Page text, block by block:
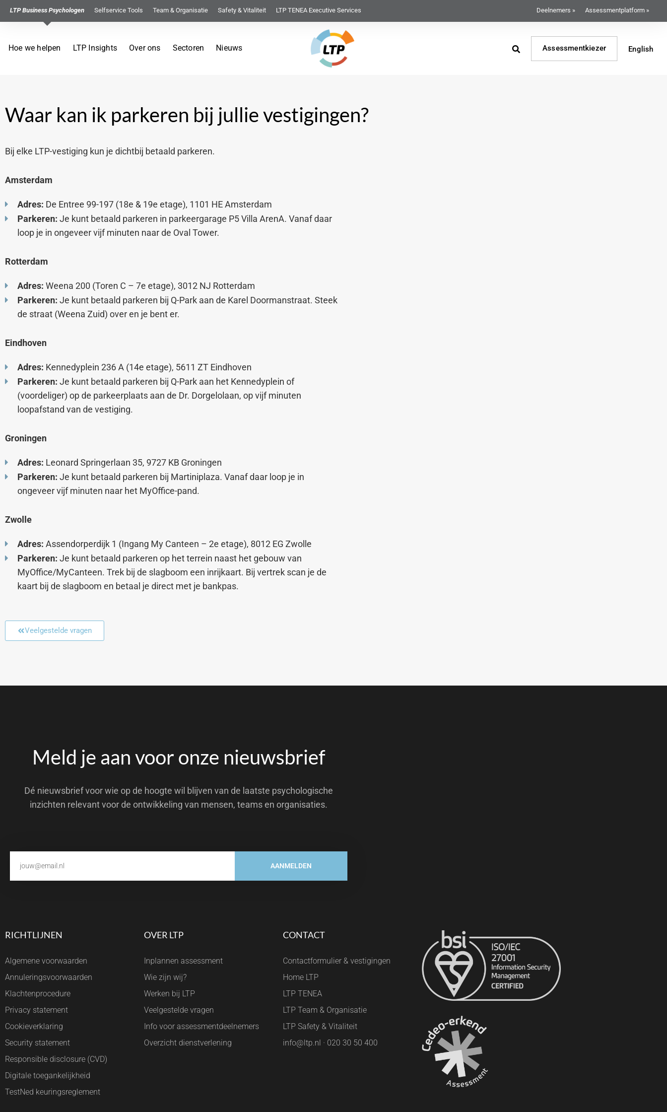
LTP Business Psychologen Selfservice Tools Team & Organisatie Safety & Vitaliteit LTP TENEA Executive Services Deelnemers » Assessmentplatform »
Hoe we helpen LTP Insights Over ons Sectoren Nieuws Assessmentkiezer English
Waar kan ik parkeren bij jullie vestigingen?
Bij elke LTP-vestiging kun je dichtbij betaald parkeren.
Amsterdam
Adres: De Entree 99-197 (18e & 19e etage), 1101 HE Amsterdam
Parkeren: Je kunt betaald parkeren in parkeergarage P5 Villa ArenA. Vanaf daar
loop je in ongeveer vijf minuten naar de Oval Tower.
Rotterdam
Adres: Weena 200 (Toren C – 7e etage), 3012 NJ Rotterdam
Parkeren: Je kunt betaald parkeren bij Q-Park aan de Karel Doormanstraat. Steek
de straat (Weena Zuid) over en je bent er.
Eindhoven
Adres: Kennedyplein 236 A (14e etage), 5611 ZT Eindhoven
Parkeren: Je kunt betaald parkeren bij Q-Park aan het Kennedyplein of
(voordeliger) op de parkeerplaats aan de Dr. Dorgelolaan, op vijf minuten
loopafstand van de vestiging.
Groningen
Adres: Leonard Springerlaan 35, 9727 KB Groningen
Parkeren: Je kunt betaald parkeren bij Martiniplaza. Vanaf daar loop je in
ongeveer vijf minuten naar het MyOffice-pand.
Zwolle
Adres: Assendorperdijk 1 (Ingang My Canteen – 2e etage), 8012 EG Zwolle
Parkeren: Je kunt betaald parkeren op het terrein naast het gebouw van
MyOffice/MyCanteen. Trek bij de slagboom een inrijkaart. Bij vertrek scan je de
kaart bij de slagboom en betaal je direct met je bankpas.
Veelgestelde vragen
Meld je aan voor onze nieuwsbrief
Dé nieuwsbrief voor wie op de hoogte wil blijven van de laatste psychologische
inzichten relevant voor de ontwikkeling van mensen, teams en organisaties.
AANMELDEN
RICHTLIJNEN
Algemene voorwaarden
Annuleringsvoorwaarden
Klachtenprocedure
Privacy statement
Cookieverklaring
Security statement
Responsible disclosure (CVD)
Digitale toegankelijkheid
TestNed keuringsreglement
OVER LTP
Inplannen assessment
Wie zijn wij?
Werken bij LTP
Veelgestelde vragen
Info voor assessmentdeelnemers
Overzicht dienstverlening
CONTACT
Contactformulier & vestigingen
Home LTP
LTP TENEA
LTP Team & Organisatie
LTP Safety & Vitaliteit
info@ltp.nl · 020 30 50 400